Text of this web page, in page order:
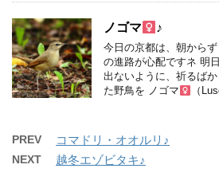
ノゴマ ♪
今日の京都は、朝から
の進路が心配ですネ 明
出ないように、祈るば
た野鳥を ノゴマ
（
PREV コマドリ・オオルリ♪
NEXT 越冬エゾビタキ♪